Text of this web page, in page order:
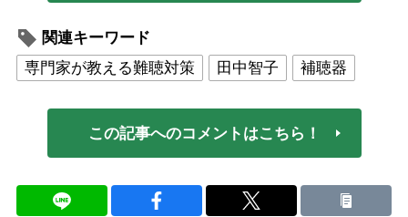
関連キーワード
専門家が教える難聴対策
田中智子 補聴器
この記事へのコメントはこちら！